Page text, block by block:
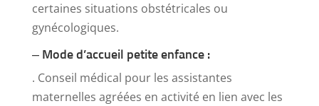
certaines situations obstétricales ou
gynécologiques.
– Mode d’accueil petite enfance :
. Conseil médical pour les assistantes
maternelles agréées en activité en lien avec les